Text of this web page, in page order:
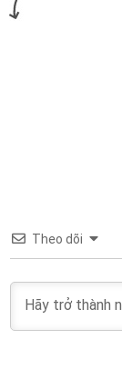
Theo dõi